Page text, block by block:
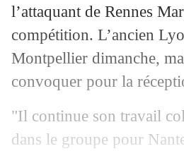
l’attaquant de Rennes
compétition. L’ancien
Montpellier dimanche,
convoquer pour la
"Il continue son travail
dans le groupe pour
23/09 L1: Nantes-
23/09 Esp. : Gérone
23/09 OM : Rongier
: Rothen